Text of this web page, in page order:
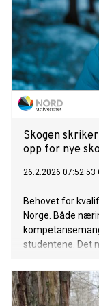
Skogen
opp for nye
26.2.2026 07:52:53
Behovet for
Norge. Både
studentene. Det